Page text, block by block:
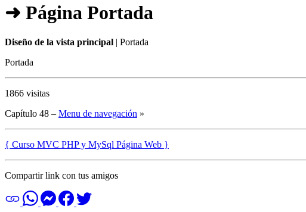
➜ Página Portada
Diseño de la vista principal | Portada
Portada
1866 visitas
Capítulo 48 – Menu de navegación »
{ Curso MVC PHP y MySql Página Web }
Compartir link con tus amigos